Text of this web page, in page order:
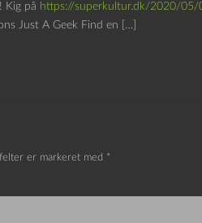
Kig på https://superkultur.dk/2020/
Just A Geek Find en […]
er markeret med *